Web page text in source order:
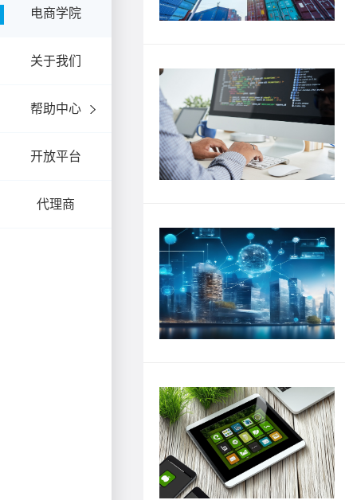
电商学院
关于我们
帮助中心
开放平台
代理商